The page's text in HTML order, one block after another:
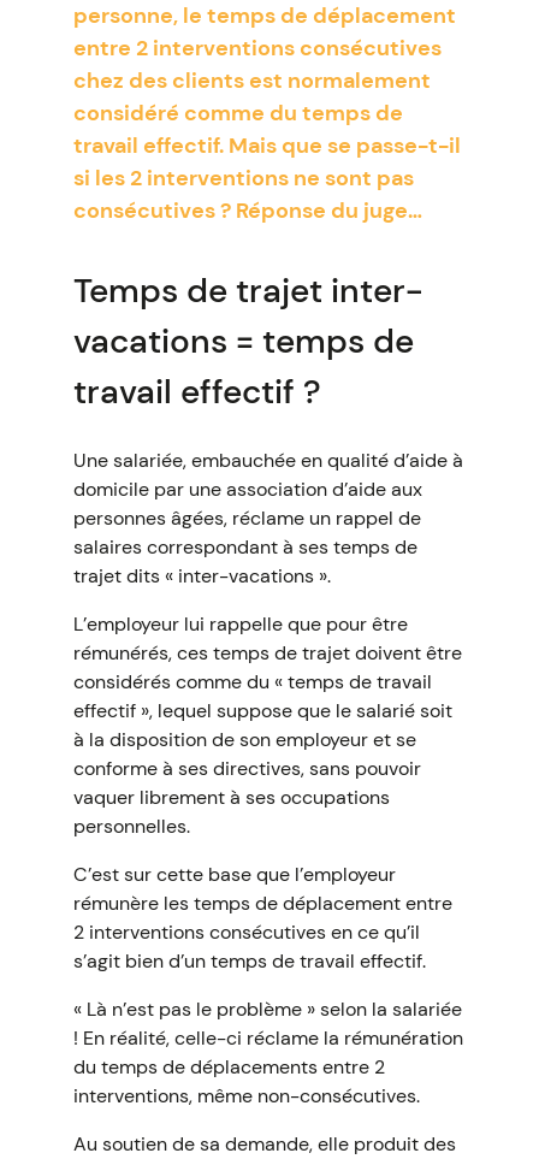
personne, le temps de déplacement
entre 2 interventions consécutives
chez des clients est normalement
considéré comme du temps de
travail effectif. Mais que se passe-t-il
si les 2 interventions ne sont pas
consécutives ? Réponse du juge…
Temps de trajet inter-
vacations = temps de
travail effectif ?
Une salariée, embauchée en qualité d’aide à
domicile par une association d’aide aux
personnes âgées, réclame un rappel de
salaires correspondant à ses temps de
trajet dits « inter-vacations ».
L’employeur lui rappelle que pour être
rémunérés, ces temps de trajet doivent être
considérés comme du « temps de travail
effectif », lequel suppose que le salarié soit
à la disposition de son employeur et se
conforme à ses directives, sans pouvoir
vaquer librement à ses occupations
personnelles.
C’est sur cette base que l’employeur
rémunère les temps de déplacement entre
2 interventions consécutives en ce qu’il
s’agit bien d’un temps de travail effectif.
« Là n’est pas le problème » selon la salariée
! En réalité, celle-ci réclame la rémunération
du temps de déplacements entre 2
interventions, même non-consécutives.
Au soutien de sa demande, elle produit des